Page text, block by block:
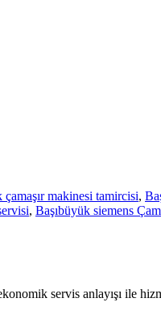
çamaşır makinesi tamircisi,
, Başıbüyük siemens
servis anlayışı ile